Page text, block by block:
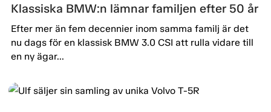
Klassiska BMW:n lämnar familjen efter 50 år
Efter mer än fem decennier inom samma familj är det
nu dags för en klassisk BMW 3.0 CSI att rulla vidare till
en ny ägar...